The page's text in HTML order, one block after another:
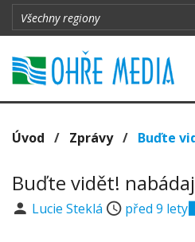
Úvod / Zprávy/ Buďte
Buďte vidět!
Lucie Steklá před 9 lety